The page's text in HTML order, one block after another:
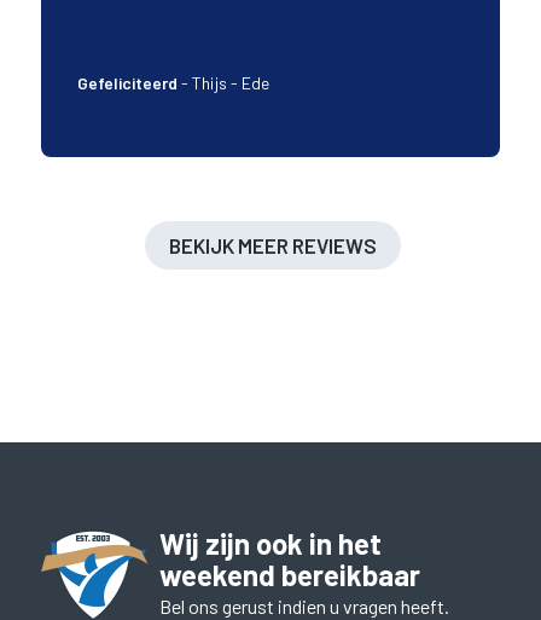
Gefeliciteerd - Thijs - Ede
BEKIJK MEER REVIEWS
Wij zijn ook in het
weekend bereikbaar
Bel ons gerust indien u vragen heeft.